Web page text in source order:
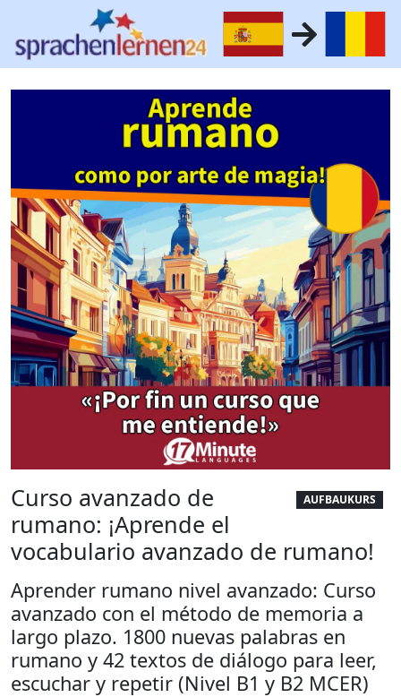
AUFBAUKURS
Curso avanzado de
rumano: ¡Aprende el
vocabulario avanzado de rumano!
Aprender rumano nivel avanzado: Curso
avanzado con el método de memoria a
largo plazo. 1800 nuevas palabras en
rumano y 42 textos de diálogo para leer,
escuchar y repetir (Nivel B1 y B2 MCER)